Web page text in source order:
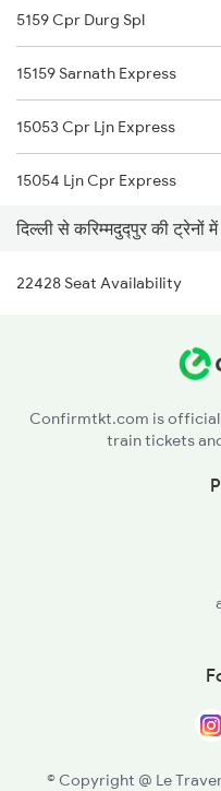
1077 Pune Jat Spl
1078 Jhelum Covid
1841 Kurj Kkde Spl
1842 Kkde Kurj Spl
2003 Ljn Ndls Sht Spl
2004 Ndls Ljn Sht Spl
5159 Cpr Durg Spl
15159 Sarnath Express
15053 Cpr Ljn Express
15054 Ljn Cpr Express
22427 Bhrigu Sup. Exp
22428 Bhrigu Sf Exp
दिल्ली से करिम्मदुद्पुर की ट्रेनों
22428 Seat Availability
Confirmtkt.com is official
train tickets
© Copyright @ Le